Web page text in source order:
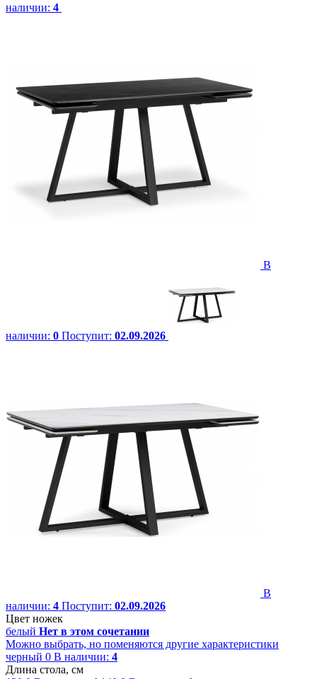
наличии: 4
В
наличии: 0 Поступит: 02.09.2026
В
наличии: 4 Поступит: 02.09.2026
Цвет ножек
белый Нет в этом сочетании
Можно выбрать, но поменяются другие характеристики
черный 0 В наличии: 4
Длина стола, см